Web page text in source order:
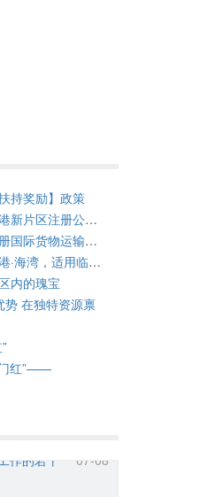
持奖励】政策
中国（上海）自由贸易试验区临港新片区注册公司，支持留学人员创业若干措施
【免税】临港奉贤注册公司，注册国际货物运输代理公司免征增值税
海湾镇正式接管两港大道以南临港·海湾，适用临港新片区各项招商政策
内的瑰宝
势 在独特资源禀
门红”——